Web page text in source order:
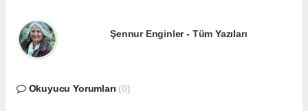
Şennur Enginler - Tüm Yazıları
Okuyucu Yorumları (0)